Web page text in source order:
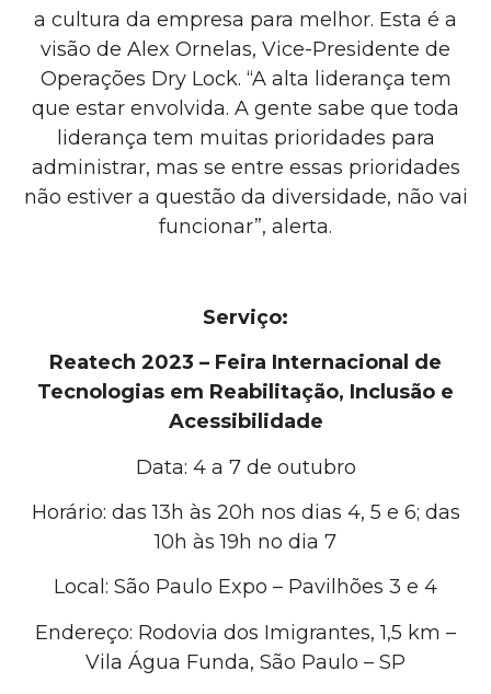
a cultura da empresa para melhor. Esta é a
visão de Alex Ornelas, Vice-Presidente de
Operações Dry Lock. “A alta liderança tem
que estar envolvida. A gente sabe que toda
liderança tem muitas prioridades para
administrar, mas se entre essas prioridades
não estiver a questão da diversidade, não vai
funcionar”, alerta.
Serviço:
Reatech 2023 – Feira Internacional de
Tecnologias em Reabilitação, Inclusão e
Acessibilidade
Data: 4 a 7 de outubro
Horário: das 13h às 20h nos dias 4, 5 e 6; das
10h às 19h no dia 7
Local: São Paulo Expo – Pavilhões 3 e 4
Endereço: Rodovia dos Imigrantes, 1,5 km –
Vila Água Funda, São Paulo – SP